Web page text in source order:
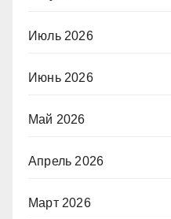
Июль 2026
Июнь 2026
Май 2026
Апрель 2026
Март 2026